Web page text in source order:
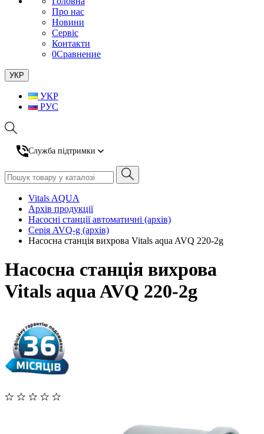
Про нас
Новини
Сервіс
Контакти
0Сравнение
УКР
УКР
РУС
Служба підтримки
Vitals AQUA
Архів продукції
Насосні станції автоматичні (архів)
Серія AVQ-g (архів)
Насосна станція вихрова Vitals aqua AVQ 220-2g
Насосна станція вихрова
Vitals aqua AVQ 220-2g